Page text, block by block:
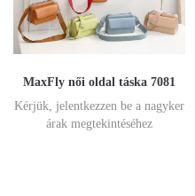
MaxFly női oldal táska 7081
Kérjük, jelentkezzen be a nagyker
árak megtekintéséhez